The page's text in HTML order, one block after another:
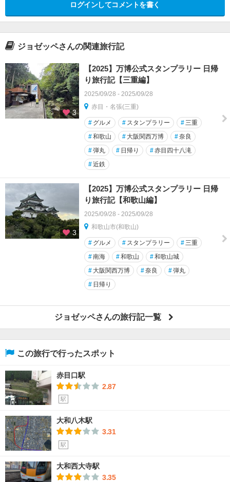
ログインしてコメントを書く
ジョゼッペさんの関連旅行記
3
【2025】万博公式スタンプラリー 日帰
り旅行記【三重編】
2025/09/28 - 2025/09/28
赤目・名張(三重)
# グルメ # スタンプラリー #三重
#和歌山 # 大阪関西万博 #奈良
#弾丸 # 日帰り #赤目四十八滝
#近鉄
3
【2025】万博公式スタンプラリー 日帰
り旅行記【和歌山編】
2025/09/28 - 2025/09/28
和歌山市(和歌山)
# グルメ # スタンプラリー #三重
#南海 #和歌山 #和歌山城
# 大阪関西万博 #奈良 #弾丸
# 日帰り
ジョゼッペさんの旅行記一覧
この旅行で行ったスポット
赤目口駅
2.87
駅
大和八木駅
3.31
駅
大和西大寺駅
3.35